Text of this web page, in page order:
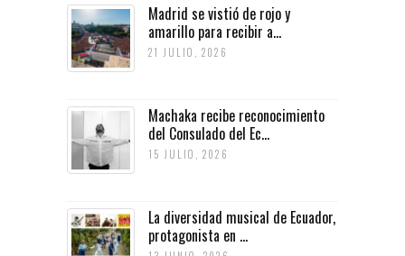
Madrid se vistió de rojo y
amarillo para recibir a...
21 JULIO, 2026
Machaka recibe reconocimiento
del Consulado del Ec...
15 JULIO, 2026
La diversidad musical de Ecuador,
protagonista en ...